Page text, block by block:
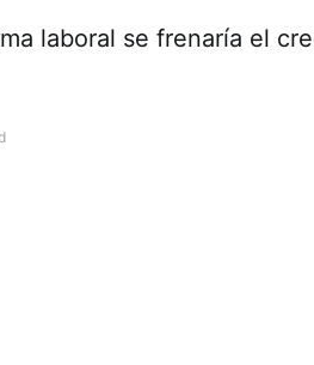
laboral se frenaría el